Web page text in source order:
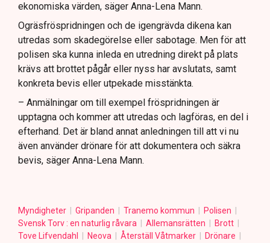
ekonomiska värden, säger Anna-Lena Mann.
Ogräsfröspridningen och de igengrävda dikena kan
utredas som skadegörelse eller sabotage. Men för att
polisen ska kunna inleda en utredning direkt på plats
krävs att brottet pågår eller nyss har avslutats, samt
konkreta bevis eller utpekade misstänkta.
– Anmälningar om till exempel fröspridningen är
upptagna och kommer att utredas och lagföras, en del i
efterhand. Det är bland annat anledningen till att vi nu
även använder drönare för att dokumentera och säkra
bevis, säger Anna-Lena Mann.
Myndigheter Gripanden Tranemo kommun
Polisen
Svensk Torv : en naturlig råvara
Allemansrätten
Brott
Tove Lifvendahl
Neova Återställ Våtmarker
Drönare